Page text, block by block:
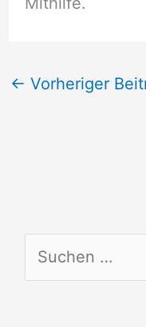
← Vorheriger
u